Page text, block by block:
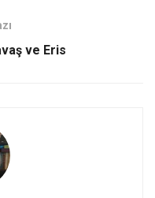
ve Eris